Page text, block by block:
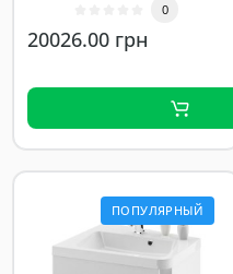
0
20026.00 грн
ПОПУЛЯРНЫЙ